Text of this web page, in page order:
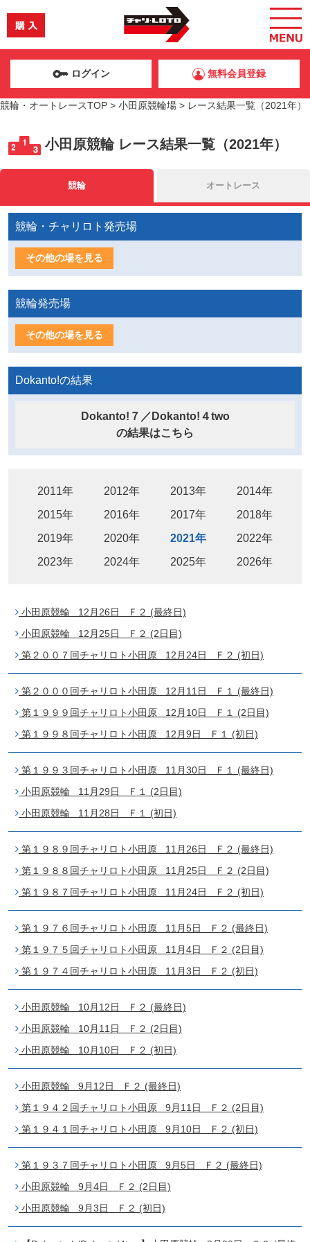
ログイン 無料会員登録
競輪・オートレースTOP > 小田原競輪場 > レース結果一覧（2021年）
小田原競輪 レース結果一覧（2021年）
競輪 オートレース
競輪・チャリロト発売場
その他の場を見る
競輪発売場
その他の場を見る
Dokanto!の結果
Dokanto!７／Dokanto!４two
の結果はこちら
2011年 2012年 2013年
2014年
2015年
2016年 2017年
2018年
2019年
2020年 2021年
2022年
2023年
2024年 2025年 2026年
小田原競輪 12月26日 Ｆ２ (最終日)
小田原競輪 12月25日 Ｆ２ (2日目)
第２００７回チャリロト小田原 12月24日 Ｆ２ (初日)
第２０００回チャリロト小田原 12月11日 Ｆ１ (最終日)
第１９９９回チャリロト小田原 12月10日 Ｆ１ (2日目)
第１９９８回チャリロト小田原 12月9日 Ｆ１ (初日)
第１９９３回チャリロト小田原 11月30日 Ｆ１ (最終日)
小田原競輪 11月29日 Ｆ１ (2日目)
小田原競輪 11月28日 Ｆ１ (初日)
第１９８９回チャリロト小田原 11月26日 Ｆ２ (最終日)
第１９８８回チャリロト小田原 11月25日 Ｆ２ (2日目)
第１９８７回チャリロト小田原 11月24日 Ｆ２ (初日)
第１９７６回チャリロト小田原 11月5日 Ｆ２ (最終日)
第１９７５回チャリロト小田原 11月4日 Ｆ２ (2日目)
第１９７４回チャリロト小田原 11月3日 Ｆ２ (初日)
小田原競輪 10月12日 Ｆ２ (最終日)
小田原競輪 10月11日 Ｆ２ (2日目)
小田原競輪 10月10日 Ｆ２ (初日)
小田原競輪 9月12日 Ｆ２ (最終日)
第１９４２回チャリロト小田原 9月11日 Ｆ２ (2日目)
第１９４１回チャリロト小田原 9月10日 Ｆ２ (初日)
第１９３７回チャリロト小田原 9月5日 Ｆ２ (最終日)
小田原競輪 9月4日 Ｆ２ (2日目)
小田原競輪 9月3日 Ｆ２ (初日)